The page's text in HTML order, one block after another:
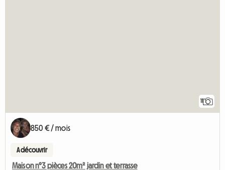
11
850 € / mois
A découvrir
Maison n°3 pièces 20m² jardin et terrasse